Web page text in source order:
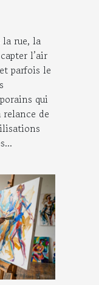
rue, la
l’air
parfois le
qui
de